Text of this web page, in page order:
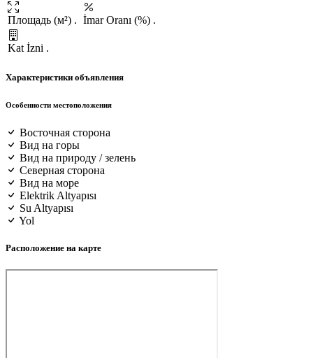
Площадь (м²) . İmar Oranı (%) .
Kat İzni .
Характеристики объявления
Особенности местоположения
Восточная сторона
Вид на горы
Вид на природу / зелень
Северная сторона
Вид на море
Elektrik Altyapısı
Su Altyapısı
Yol
Расположение на карте